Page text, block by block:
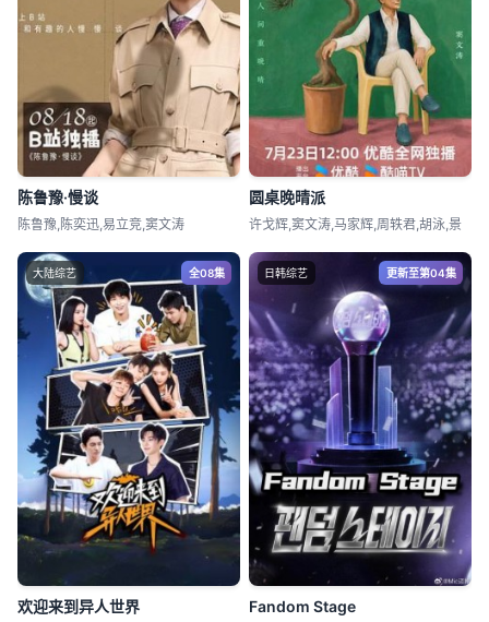
陈鲁豫·慢谈
陈鲁豫,陈奕迅,易立竞,窦文涛
圆桌晚晴派
许戈辉,窦文涛,马家辉,周轶君,胡泳,景
大陆综艺 全08集
欢迎来到异人世界
日韩综艺 更新至第04集
Fandom Stage